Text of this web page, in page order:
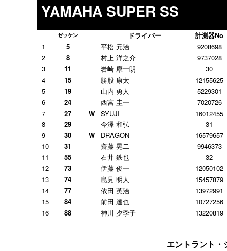
YAMAHA SUPER SS
ゼッケン ドライバー
計測器No
1
5 平松 元治
9208698
2
8 村上 洋之介
9737028
3
11 岩崎 康一朗
30
4
15 勝股 康太
12155625
5
19 山内 勇人
5229301
6
24 西宮 圭一
7020726
7
27 W SYUJI
16012455
8
29 今澤 和弘
31
9
30 W DRAGON
16579657
10
31 齋藤 晃二
9946373
11
55 石井 鉄也
32
12
73 伊藤 俊一
12050102
13
74 島見 明人
15457879
14
77 依田 英治
13972991
15
84 前田 達也
10727256
16
88 神川 夕季子 13220819
エントラント・